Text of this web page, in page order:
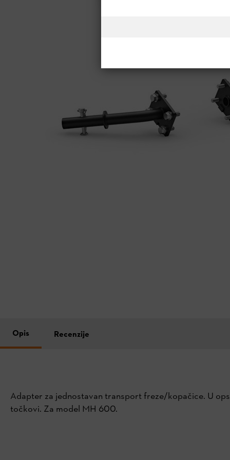
Opis Recenzije
Adapter za jednostavan transport freze/kopačice. U
točkovi. Za model MH 600.